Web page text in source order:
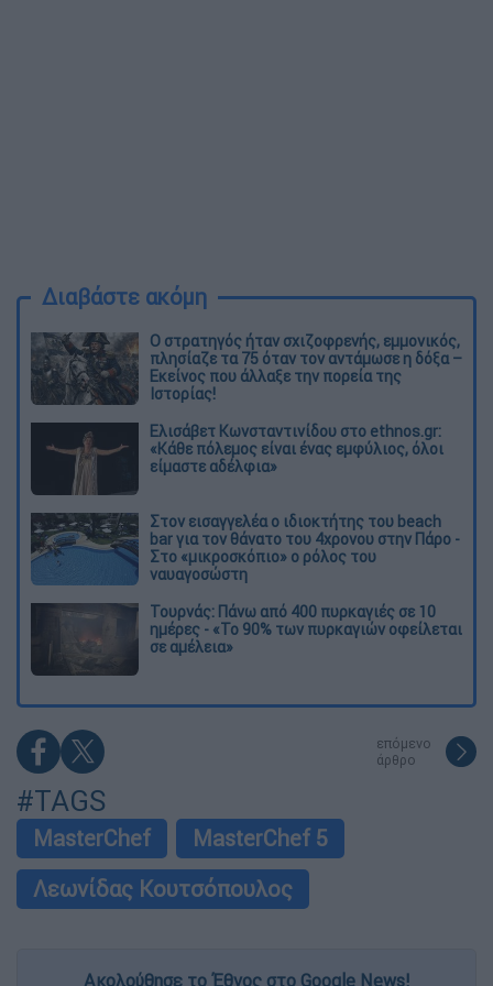
Διαβάστε ακόμη
O στρατηγός ήταν σχιζοφρενής, εμμονικός,
πλησίαζε τα 75 όταν τον αντάμωσε η δόξα –
Εκείνος που άλλαξε την πορεία της
Ιστορίας!
Ελισάβετ Κωνσταντινίδου στο ethnos.gr:
«Κάθε πόλεμος είναι ένας εμφύλιος, όλοι
είμαστε αδέλφια»
Στον εισαγγελέα ο ιδιοκτήτης του beach
bar για τον θάνατο του 4χρονου στην Πάρο -
Στο «μικροσκόπιο» ο ρόλος του
ναυαγοσώστη
Τουρνάς: Πάνω από 400 πυρκαγιές σε 10
ημέρες - «Το 90% των πυρκαγιών οφείλεται
σε αμέλεια»
επόμενο
άρθρο
#TAGS
MasterChef
MasterChef 5
Λεωνίδας Κουτσόπουλος
Ακολούθησε το Έθνος στο Google News!